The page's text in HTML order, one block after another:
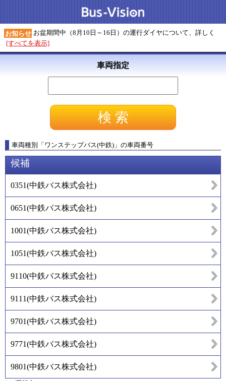
お知らせ お盆期間中（8月10日～16日）の運行ダイヤについて、詳しく
[すべてを表示]
車両指定
車両種別 「ワンステップバス(中鉄) 」 の車両番号
候補
0351(中鉄バス株式会社)
0651(中鉄バス株式会社)
1001(中鉄バス株式会社)
1051(中鉄バス株式会社)
9110(中鉄バス株式会社)
9111(中鉄バス株式会社)
9701(中鉄バス株式会社)
9771(中鉄バス株式会社)
9801(中鉄バス株式会社)